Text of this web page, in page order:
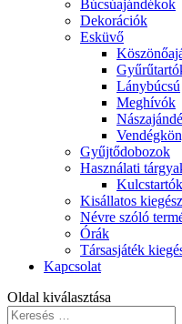
Búcsúajándékok
Dekorációk
Esküvő
Lánybúcsú
Meghívók
Gyűjtődobozok
Használati
Kulcstartók
Kisállatos
Névre szóló
Órák
Társasjáték
Kapcsolat
Oldal kiválasztása